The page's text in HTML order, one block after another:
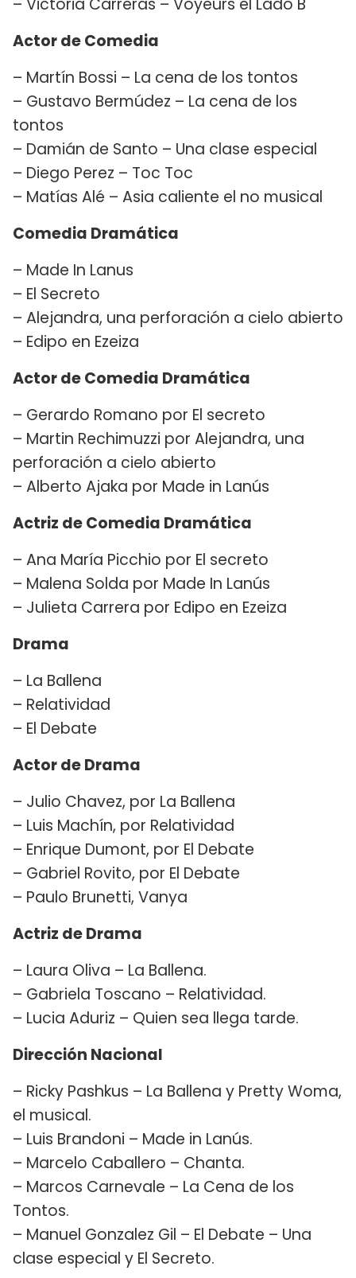
Actor de Comedia
– Martín Bossi – La cena de los tontos
– Gustavo Bermúdez – La cena de los
tontos
– Damián de Santo – Una clase especial
– Diego Perez – Toc Toc
– Matías Alé – Asia caliente el no musical
Comedia Dramática
– Made In Lanus
– El Secreto
– Alejandra, una perforación a cielo abierto
– Edipo en Ezeiza
Actor de Comedia Dramática
– Gerardo Romano por El secreto
– Martin Rechimuzzi por Alejandra, una
perforación a cielo abierto
– Alberto Ajaka por Made in Lanús
Actriz de Comedia Dramática
– Ana María Picchio por El secreto
– Malena Solda por Made In Lanús
– Julieta Carrera por Edipo en Ezeiza
Drama
– La Ballena
– Relatividad
– El Debate
Actor de Drama
– Julio Chavez, por La Ballena
– Luis Machín, por Relatividad
– Enrique Dumont, por El Debate
– Gabriel Rovito, por El Debate
– Paulo Brunetti, Vanya
Actriz de Drama
– Laura Oliva – La Ballena.
– Gabriela Toscano – Relatividad.
– Lucia Aduriz – Quien sea llega tarde.
Dirección Nacional
– Ricky Pashkus – La Ballena y Pretty Woma,
el musical.
– Luis Brandoni – Made in Lanús.
– Marcelo Caballero – Chanta.
– Marcos Carnevale – La Cena de los
Tontos.
– Manuel Gonzalez Gil – El Debate – Una
clase especial y El Secreto.